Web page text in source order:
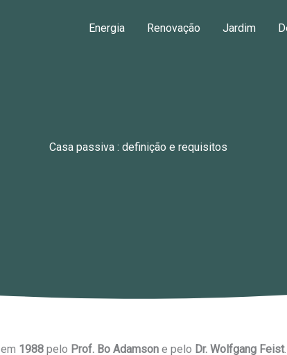
Energia Renovação Jardim
Casa passiva : definição e requisitos
1988 pelo Prof. Bo Adamson e pelo Dr. Wolfgang Feist.